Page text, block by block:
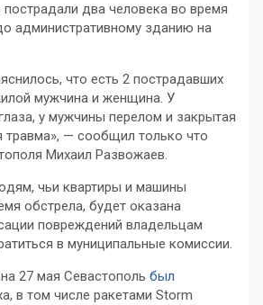
два человека во время
административному зданию на
что есть 2 пострадавших
мужчина и женщина. У
у мужчины перелом и закрытая
травма», — сообщил только что
Михаил Развожаев.
чьи квартиры и машины
обстрела, будет оказана
повреждений владельцам
в муниципальные комиссии.
27 мая Севастополь был
в том числе ракетами Storm